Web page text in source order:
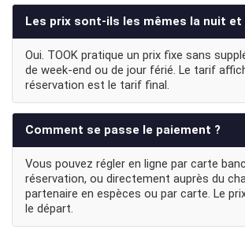
Les prix sont-ils les mêmes la nuit et
Oui. TOOK pratique un prix fixe sans
de week-end ou de jour férié. Le tarif
réservation est le tarif final.
Comment se passe le paiement ?
Vous pouvez régler en ligne par carte
réservation, ou directement auprès du
partenaire en espèces ou par carte. Le
le départ.